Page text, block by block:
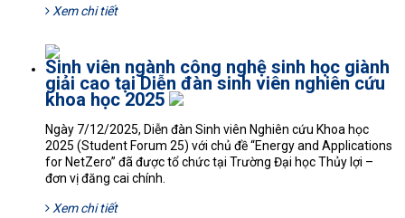
Xem chi tiết
Sinh viên ngành công nghệ sinh học giành
giải cao tại Diễn đàn sinh viên nghiên cứu
khoa học 2025
Ngày 7/12/2025, Diễn đàn Sinh viên Nghiên cứu Khoa học
2025 (Student Forum 25) với chủ đề “Energy and Applications
for NetZero” đã được tổ chức tại Trường Đại học Thủy lợi –
đơn vị đăng cai chính.
Xem chi tiết